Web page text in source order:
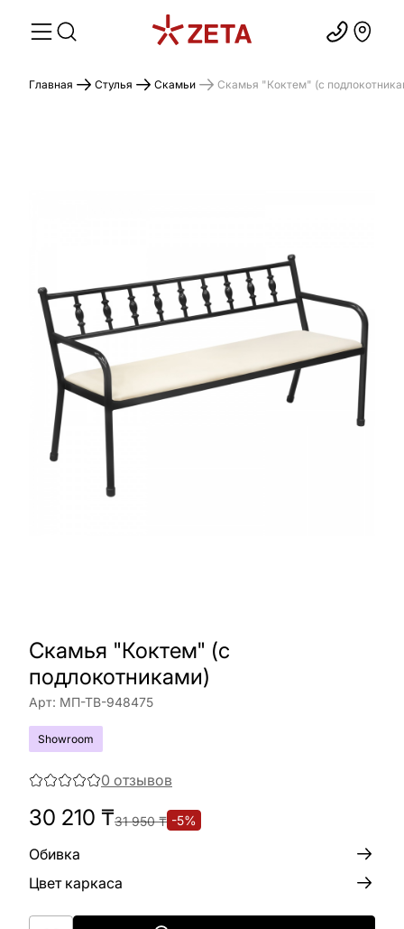
Главная Стулья Скамьи Скамья "Коктем" (с
Скамья "Коктем" (с
подлокотниками)
Арт: МП-ТВ-948475
Showroom
0 отзывов
30 210 ₸31 950₸ -5%
Обивка
Цвет каркаса